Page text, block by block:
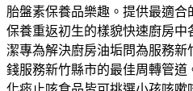
胎盤素保養品樂趣。提供最適
保養重返初生的樣貌快速廚房
潔專為解決廚房油垢問為服務
錢服務新竹縣市的最佳周轉管